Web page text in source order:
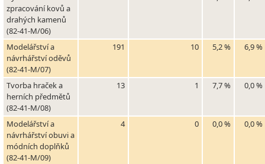
zpracování kovů a
drahých kamenů
(82-41-M/06)
Modelářství a
návrhářství oděvů
(82-41-M/07)
191 10 5,2 % 6,9 %
Tvorba hraček a
herních předmětů
(82-41-M/08)
13 1 7,7 % 0,0 %
Modelářství a
návrhářství obuvi a
módních doplňků
(82-41-M/09)
4 0 0,0 % 0,0 %